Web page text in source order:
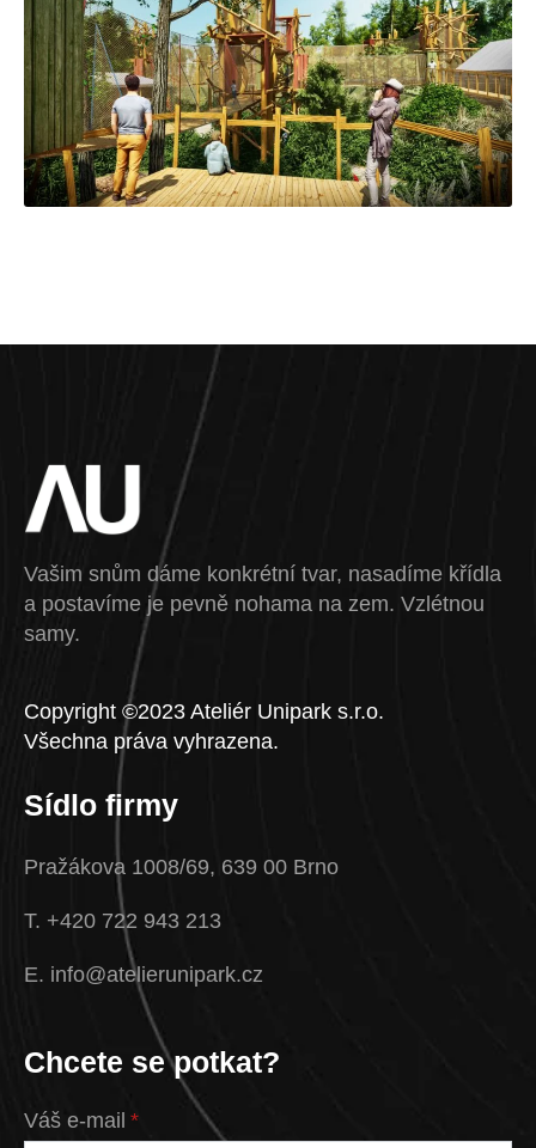
Vašim snům dáme konkrétní tvar, nasadíme křídla
a postavíme je pevně nohama na zem. Vzlétnou
samy.
Copyright ©2023 Ateliér Unipark s.r.o.
Všechna práva vyhrazena.
Sídlo firmy
Pražákova 1008/69, 639 00 Brno
T. +420 722 943 213
E. info@atelierunipark.cz
Chcete se potkat?
Váš e-mail *